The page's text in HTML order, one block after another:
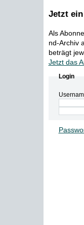
Jetzt
Als
nd-Archiv
beträgt
Jetzt das
Login